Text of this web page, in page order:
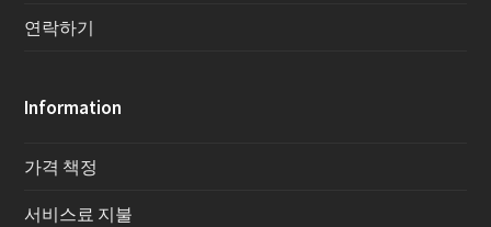
연락하기
Information
가격 책정
서비스료 지불